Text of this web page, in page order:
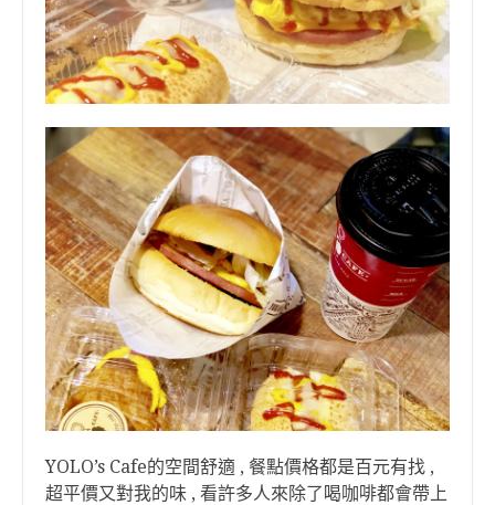
YOLO’s Cafe的空間舒適 , 餐點價格都是百元有找 ,
超平價又對我的味 , 看許多人來除了喝咖啡都會帶上